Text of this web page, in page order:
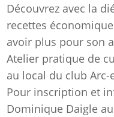
Découvrez avec la
recettes
avoir plus pour son
Atelier pratique de
au local du club Arc-
Pour inscription et
Dominique Daigle